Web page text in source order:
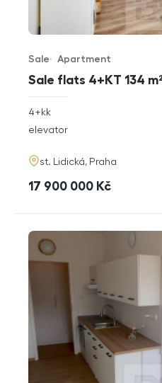
Sale flats 4+KT 134
Offer type
Sale
Property type
Apartment
rozměry
disposition
4+kk
funkce
elevator
adresa
st. Lidická, Praha
cena
17 900 000 Kč